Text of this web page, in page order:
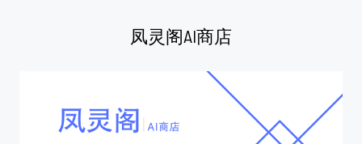
凤灵阁AI商店